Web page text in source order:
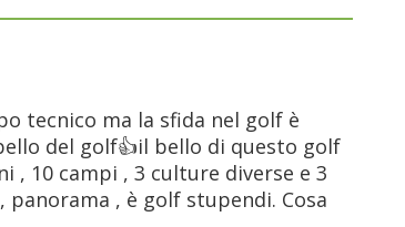
tecnico ma la sfida nel golf è
del golf👍il bello di questo golf
, 10 campi , 3 culture diverse e 3
, è golf stupendi. Cosa